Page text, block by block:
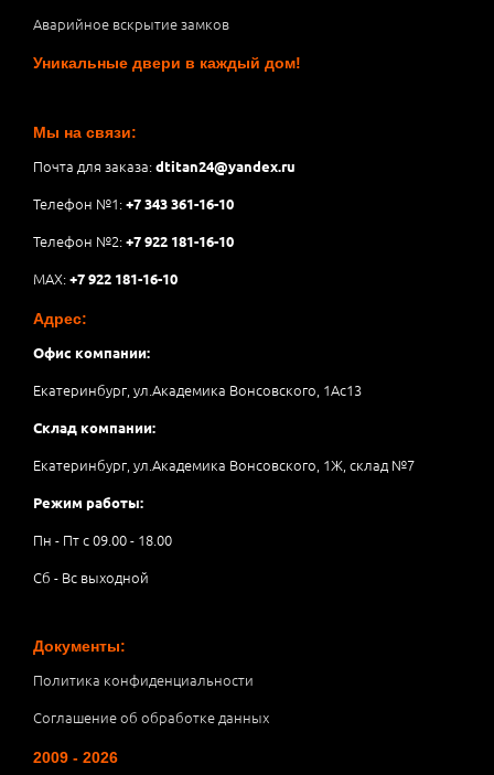
Аварийное вскрытие замков
Уникальные двери в каждый дом!
Мы на связи:
Почта для заказа:dtitan24@yandex.ru
Телефон №1:+7 343 361-16-10
Телефон №2:+7 922 181-16-10
MAX:+7 922 181-16-10
Адрес:
Офис компании:
Екатеринбург, ул.Академика Вонсовского, 1Аc13
Склад компании:
Екатеринбург, ул.Академика Вонсовского, 1Ж, склад №7
Режим работы:
Пн - Пт с 09.00 - 18.00
Сб - Вс выходной
Документы:
Политика конфиденциальности
Соглашение об обработке данных
2009 - 2026